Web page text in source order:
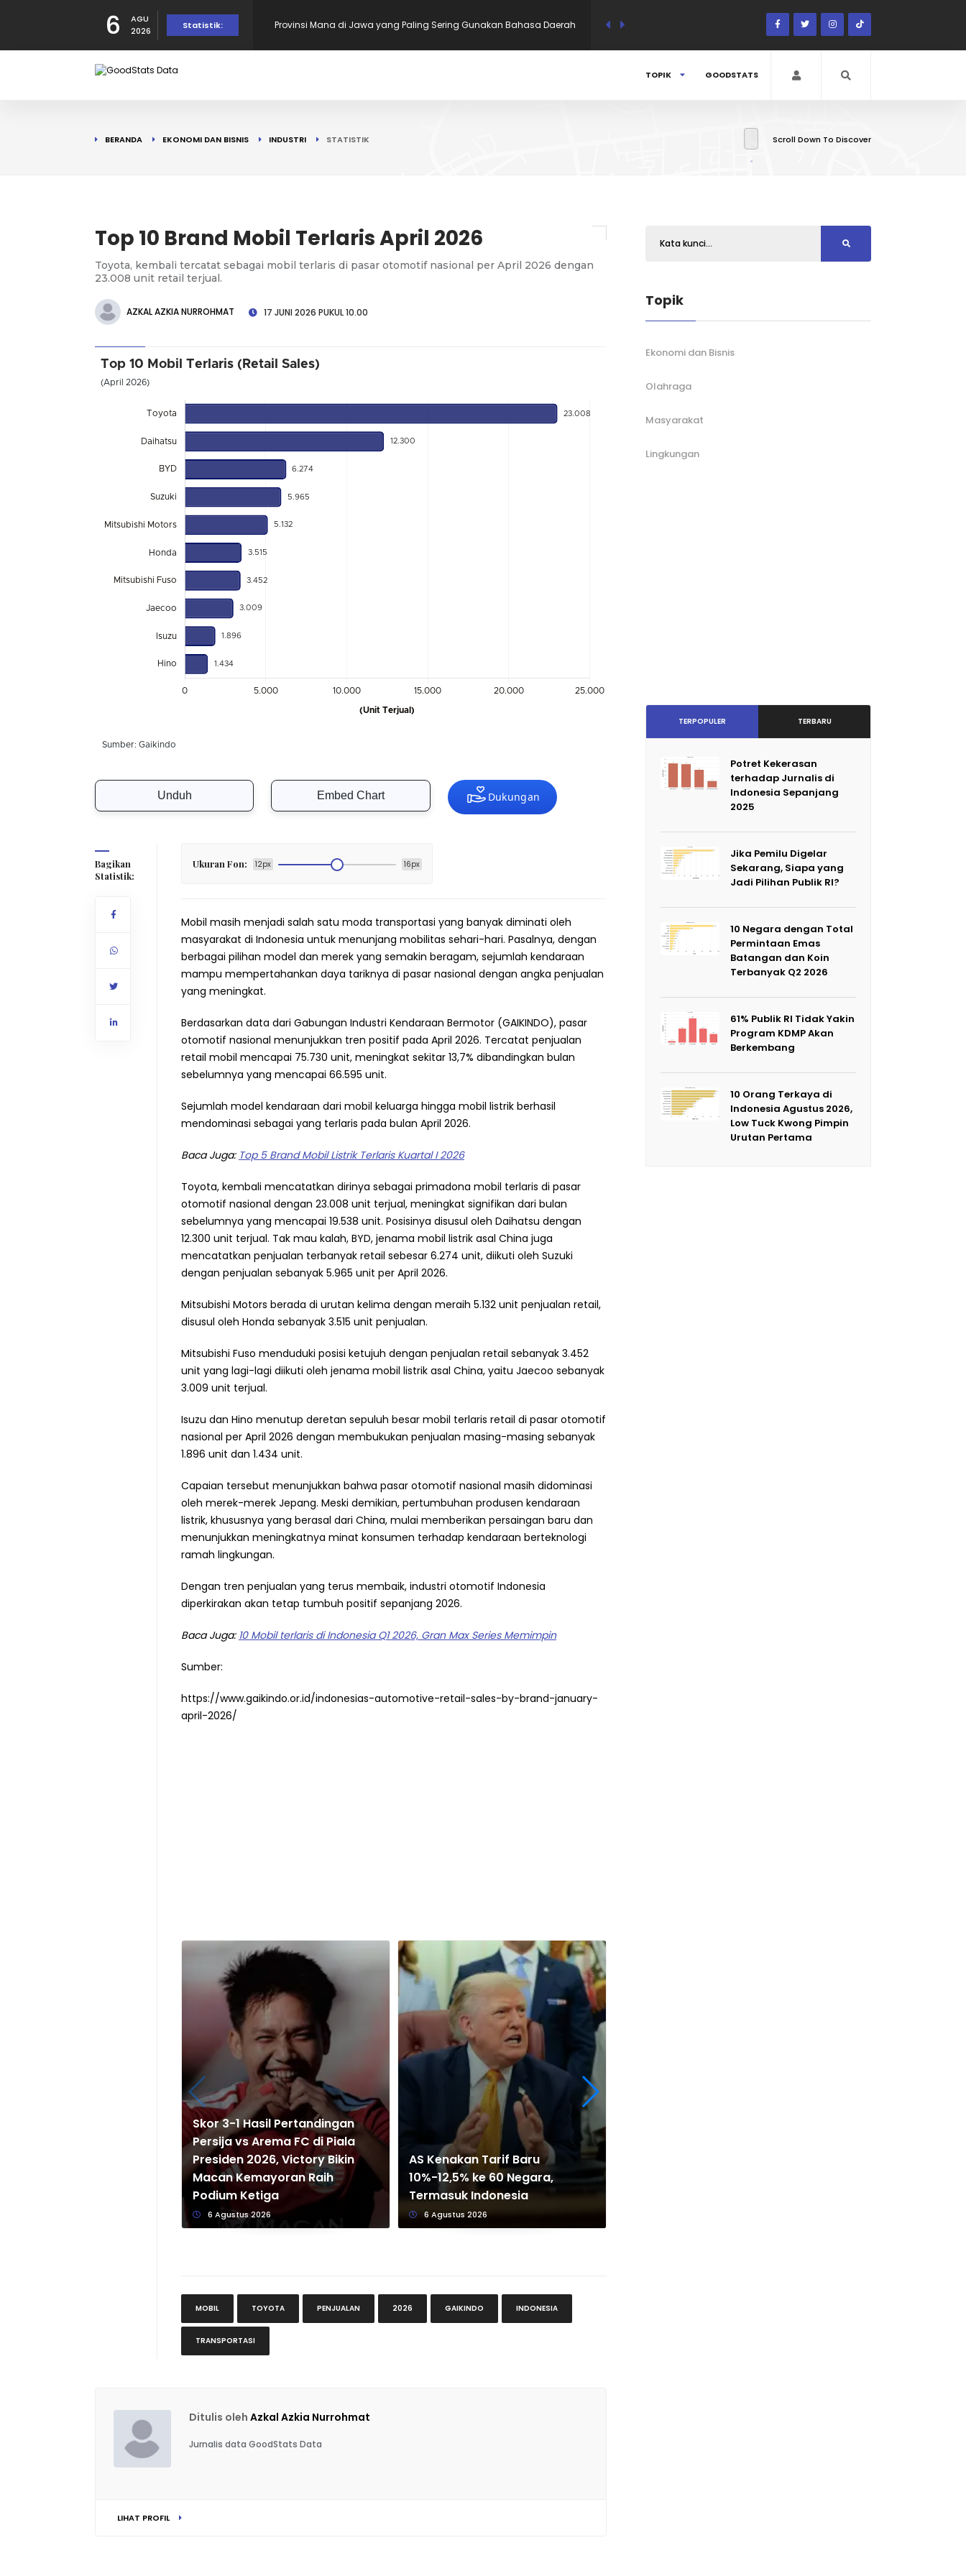
6
AGU
2026
Statistik: dalam Pergaulan?
10 Daerah dengan Upah Minimum Tertinggi di Jawa Timur 2026
TOPIK GOODSTATS
BERANDA EKONOMI DAN BISNIS INDUSTRI STATISTIK Scroll Down To Discover
Top 10 Brand Mobil Terlaris April 2026
Toyota, kembali tercatat sebagai mobil terlaris di pasar otomotif nasional per April 2026 dengan
23.008 unit retail terjual.
AZKAL AZKIA NURROHMAT 17 JUNI 2026 PUKUL 10.00
Top 10 Mobil Terlaris (Retail Sales)
(April 2026)
Unduh Embed Chart
Bagikan
Statistik:
Ukuran Fon: 12px 16px
Mobil masih menjadi salah satu moda transportasi yang banyak diminati oleh
masyarakat di Indonesia untuk menunjang mobilitas sehari-hari. Pasalnya, dengan
berbagai pilihan model dan merek yang semakin beragam, sejumlah kendaraan
mampu mempertahankan daya tariknya di pasar nasional dengan angka penjualan
yang meningkat.
Berdasarkan data dari Gabungan Industri Kendaraan Bermotor (GAIKINDO), pasar
otomotif nasional menunjukkan tren positif pada April 2026. Tercatat penjualan
retail mobil mencapai 75.730 unit, meningkat sekitar 13,7% dibandingkan bulan
sebelumnya yang mencapai 66.595 unit.
Sejumlah model kendaraan dari mobil keluarga hingga mobil listrik berhasil
mendominasi sebagai yang terlaris pada bulan April 2026.
Baca Juga: Top 5 Brand Mobil Listrik Terlaris Kuartal I 2026
Toyota, kembali mencatatkan dirinya sebagai primadona mobil terlaris di pasar
otomotif nasional dengan 23.008 unit terjual, meningkat signifikan dari bulan
sebelumnya yang mencapai 19.538 unit. Posisinya disusul oleh Daihatsu dengan
12.300 unit terjual. Tak mau kalah, BYD, jenama mobil listrik asal China juga
mencatatkan penjualan terbanyak retail sebesar 6.274 unit, diikuti oleh Suzuki
dengan penjualan sebanyak 5.965 unit per April 2026.
Mitsubishi Motors berada di urutan kelima dengan meraih 5.132 unit penjualan retail,
disusul oleh Honda sebanyak 3.515 unit penjualan.
Mitsubishi Fuso menduduki posisi ketujuh dengan penjualan retail sebanyak 3.452
unit yang lagi-lagi diikuti oleh jenama mobil listrik asal China, yaitu Jaecoo sebanyak
3.009 unit terjual.
Isuzu dan Hino menutup deretan sepuluh besar mobil terlaris retail di pasar otomotif
nasional per April 2026 dengan membukukan penjualan masing-masing sebanyak
1.896 unit dan 1.434 unit.
Capaian tersebut menunjukkan bahwa pasar otomotif nasional masih didominasi
oleh merek-merek Jepang. Meski demikian, pertumbuhan produsen kendaraan
listrik, khususnya yang berasal dari China, mulai memberikan persaingan baru dan
menunjukkan meningkatnya minat konsumen terhadap kendaraan berteknologi
ramah lingkungan.
Dengan tren penjualan yang terus membaik, industri otomotif Indonesia
diperkirakan akan tetap tumbuh positif sepanjang 2026.
Baca Juga: 10 Mobil terlaris di Indonesia Q1 2026, Gran Max Series Memimpin
Sumber:
https://www.gaikindo.or.id/indonesias-automotive-retail-sales-by-brand-january-
april-2026/
Skor 3-1 Hasil Pertandingan
Persija vs Arema FC di Piala
Presiden 2026, Victory Bikin
Macan Kemayoran Raih
Podium Ketiga
6 Agustus 2026
AS Kenakan Tarif Baru
10%-12,5% ke 60 Negara,
Termasuk Indonesia
6 Agustus 2026
MOBIL TOYOTA PENJUALAN 2026 GAIKINDO INDONESIA
TRANSPORTASI
Ditulis oleh Azkal Azkia Nurrohmat
Jurnalis data GoodStats Data
LIHAT PROFIL
Topik
Ekonomi dan Bisnis
Olahraga
Masyarakat
Lingkungan
TERPOPULER TERBARU
Potret Kekerasan
terhadap Jurnalis di
Indonesia Sepanjang
2025
Jika Pemilu Digelar
Sekarang, Siapa yang
Jadi Pilihan Publik RI?
10 Negara dengan Total
Permintaan Emas
Batangan dan Koin
Terbanyak Q2 2026
61% Publik RI Tidak Yakin
Program KDMP Akan
Berkembang
10 Orang Terkaya di
Indonesia Agustus 2026,
Low Tuck Kwong Pimpin
Urutan Pertama